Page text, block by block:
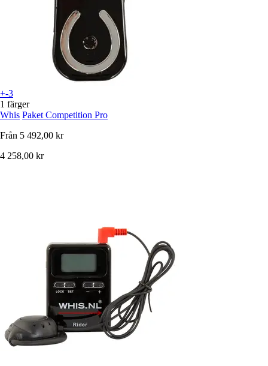
+-3
1 färger
Whis Paket Competition Pro
Från 5 492,00 kr
4 258,00 kr